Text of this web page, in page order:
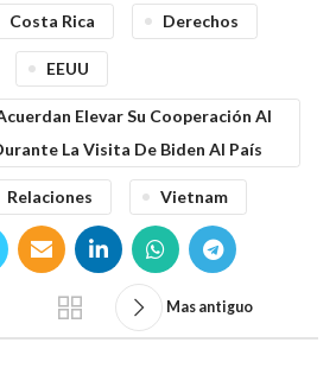
Costa Rica Derechos
EEUU
Elevar Su Cooperación Al
La Visita De Biden Al País
Relaciones Vietnam
Mas antiguo